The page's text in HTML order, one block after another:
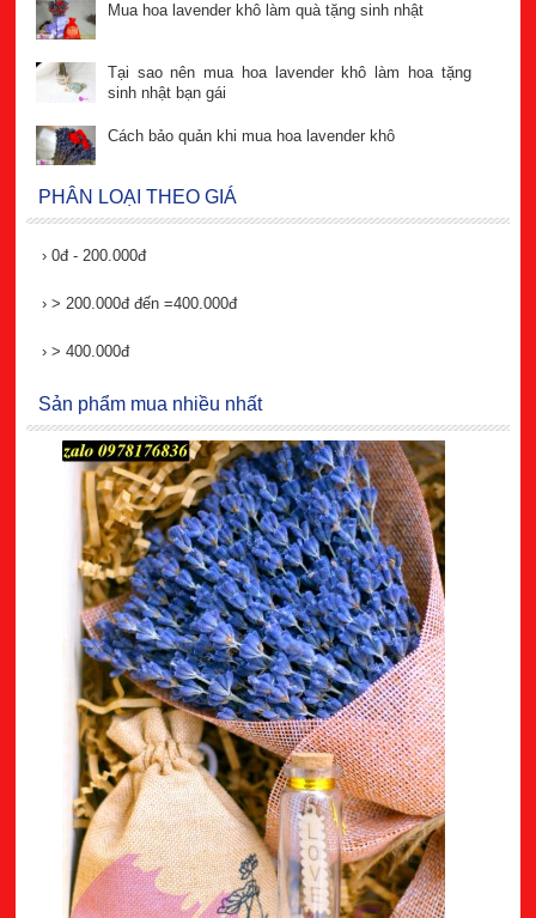
Mua hoa lavender khô làm quà tặng sinh nhật
Tại sao nên mua hoa lavender khô làm hoa tặng
sinh nhật bạn gái
Cách bảo quản khi mua hoa lavender khô
PHÂN LOẠI THEO GIÁ
› 0đ - 200.000đ
› > 200.000đ đến =400.000đ
› > 400.000đ
Sản phẩm mua nhiều nhất